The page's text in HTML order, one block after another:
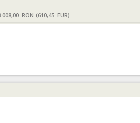
RON (610,45 EUR)